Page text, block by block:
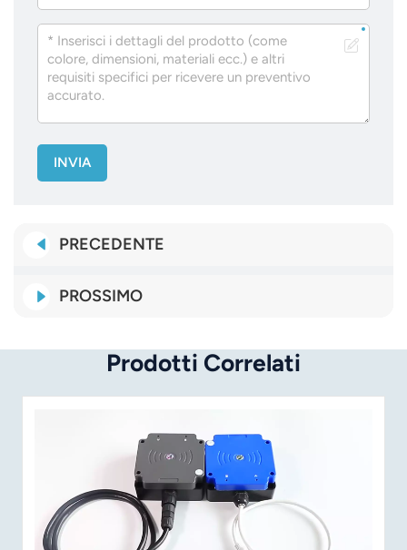
INVIA
PRECEDENTE
PROSSIMO
Prodotti Correlati